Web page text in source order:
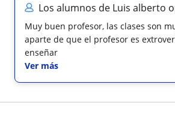
Los alumnos de Luis alberto
Muy buen profesor, las clases son
aparte de que el profesor es
enseñar
Ver más